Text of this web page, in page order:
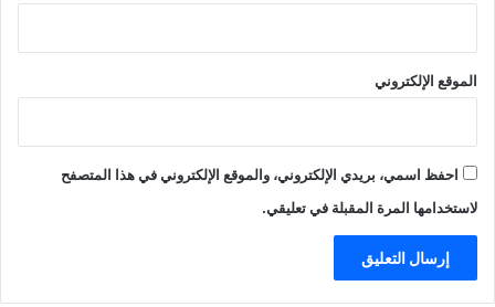
الموقع الإلكتروني
احفظ اسمي، بريدي الإلكتروني، والموقع الإلكتروني في هذا المتصفح
لاستخدامها المرة المقبلة في تعليقي.